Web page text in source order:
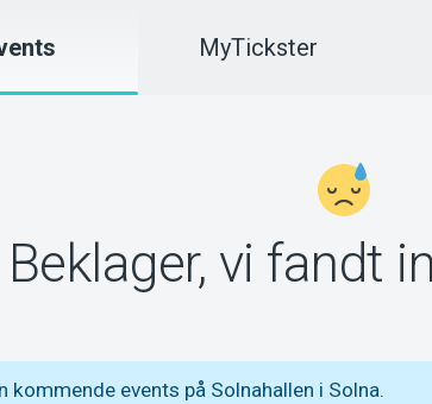
MyTickster
Beklager, vi fandt
kommende events på Solnahallen i Solna.